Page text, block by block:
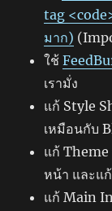
tag
มาก)
ใช้
เรามั่ง
แก้ Style
เหมือนกับ
แก้ Theme
หน้า และแ
แก้ Main